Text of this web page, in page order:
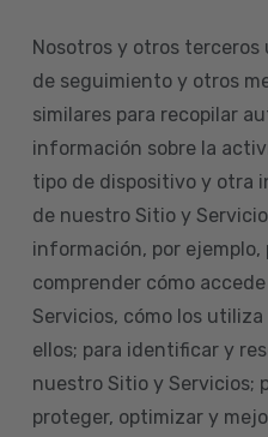
Nosotros y otros terceros
de seguimiento y otros
similares para recopilar
información sobre la
tipo de dispositivo y otra
de nuestro Sitio y
información, por ejemplo,
comprender cómo
Servicios, cómo los
ellos; para identificar y
nuestro Sitio y Servicios;
proteger, optimizar y